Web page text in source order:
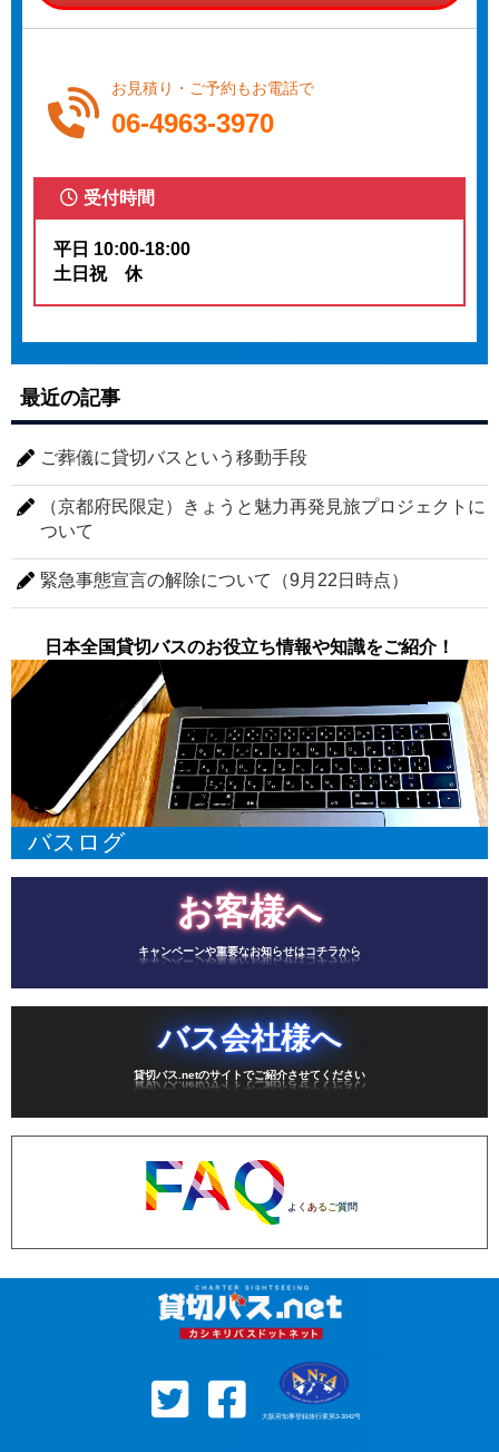
お見積り・ご予約もお電話で
06-4963-3970
受付時間
平日 10:00-18:00
土日祝 休
最近の記事
ご葬儀に貸切バスという移動手段
（京都府民限定）きょうと魅力再発見旅プロジェクトに
ついて
緊急事態宣言の解除について（9月22日時点）
日本全国貸切バスのお役立ち情報や知識をご紹介！
バスログ
お客様へ
キャンペーンや重要なお知らせはコチラから
バス会社様へ
貸切バス.netのサイトでご紹介させてください
FAQ よくあるご質問
大阪府知事登録旅行業第3-3042号